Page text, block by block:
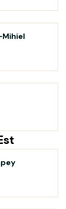
Mihiel